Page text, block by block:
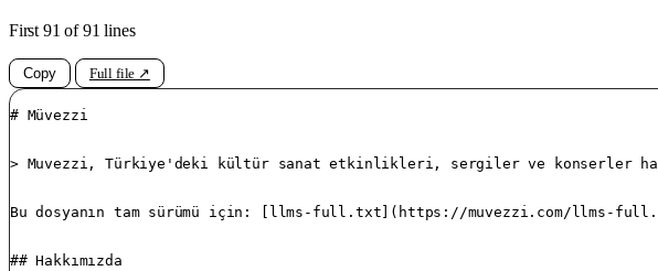
First 91 of 91 lines
Copy Full file ↗
# Müvezzi
> Muvezzi, Türkiye'deki kültür sanat etkinlikleri, sergiler ve konserler
Bu dosyanın tam sürümü için: [llms-full.txt](https://muvezzi.com/llms-
## Hakkımızda